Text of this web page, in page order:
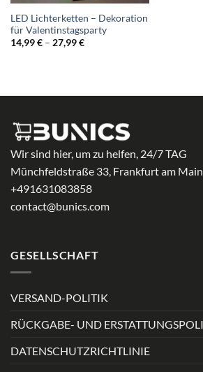
LED Lichterketten – Dekoration
für Valentinstagsparty
14,99€ – 27,99€Preisspanne:
Wir sind hier, um zu helfen, 24/7 TAG
Münchfeldstraße 33, Frankfurt am
+491631083858
contact@bunics.com
GESELLSCHAFT
VERSAND-POLITIK
RÜCKGABE- UND
DATENSCHUTZRICHTLINIE